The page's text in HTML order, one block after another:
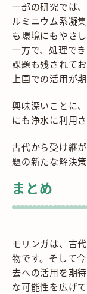
一部の研究では
ルミニウム系凝
も環境にもやさ
一方で、処理で
課題も残されて
上国での活用が
興味深いことに
にも浄水に利用
古代から受け継
題の新たな解決
まとめ
モリンガは、古
物です。そして
去への活用を期
な可能性を広げて